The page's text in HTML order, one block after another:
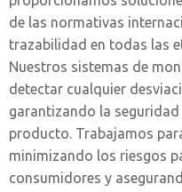
de las normativas
trazabilidad en todas las
Nuestros sistemas de
detectar cualquier
garantizando la
producto. Trabajamos
minimizando los riesgos
consumidores y